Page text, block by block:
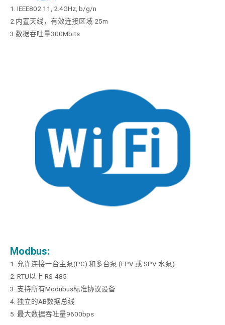
1. IEEE802.11, 2.4GHz, b/g/n
2.内置天线，有效连接区域 25m
3.数据吞吐量300Mbits
Modbus:
1. 允许连接一台主泵(PC) 和多台泵 (EPV 或 SPV 水泵).
2. RTU以上 RS-485
3. 支持所有Modubus标准协议设备
4. 独立的AB数据总线
5. 最大数据吞吐量9600bps